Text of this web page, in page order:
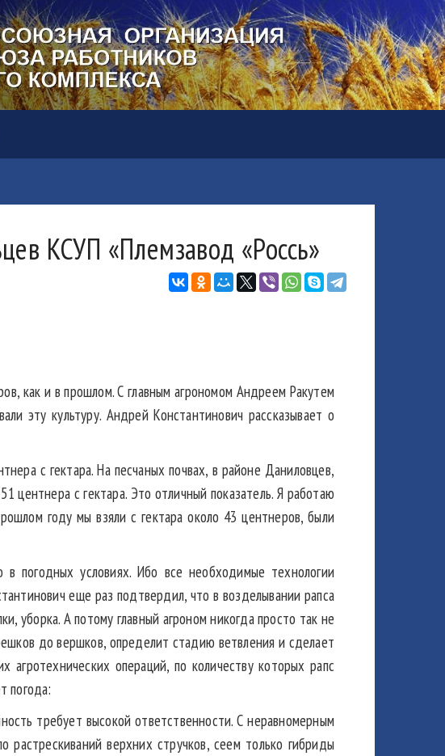
КСУП «Племзавод «Россь»
как и в прошлом. С главным агрономом Андреем Ракутем
эту культуру. Андрей Константинович рассказывает о
с гектара. На песчаных почвах, в районе Даниловцев,
центнера с гектара. Это отличный показатель. Я работаю
году мы взяли с гектара около 43 центнеров, были
погодных условиях. Ибо все необходимые технологии
еще раз подтвердил, что в возделывании рапса
уборка. А потому главный агроном никогда просто так не
до вершков, определит стадию ветвления и сделает
операций, по количеству которых рапс
погода:
требует высокой ответственности. С неравномерным
верхних стручков, сеем только гибриды